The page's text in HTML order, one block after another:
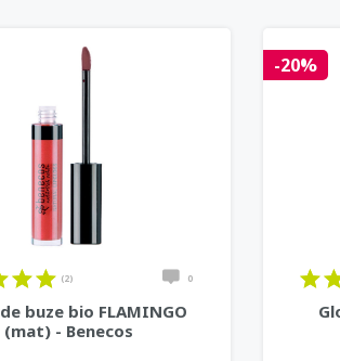
(2) 0
buze bio FLAMINGO
(mat) - Benecos
-20%